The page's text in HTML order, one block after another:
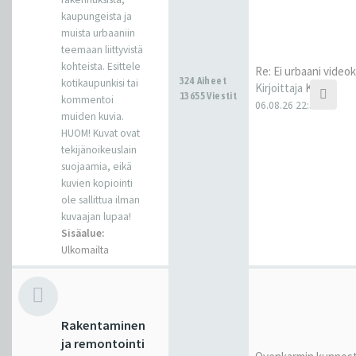
kaupungeista ja
muista urbaaniin
teemaan liittyvistä
kohteista. Esittele
kotikaupunkisi tai
kommentoi
muiden kuvia.
HUOM! Kuvat ovat
tekijänoikeuslain
suojaamia, eikä
kuvien kopiointi
ole sallittua ilman
kuvaajan lupaa!
Sisäalue:
Ulkomailta
324 Aiheet
13655 Viestit
Re: Ei urbaani
Kirjoittaja Kantti
06.08.26 22:32
Rakentaminen
ja remontointi